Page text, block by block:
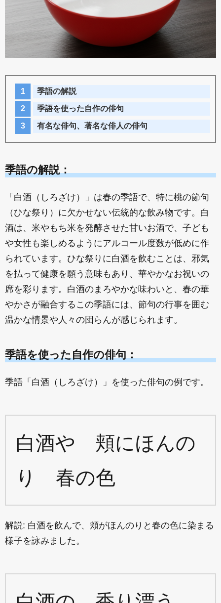
季語の解説
季語を使った自作の俳句
有名な俳句、著名な俳人の俳句
季語の解説：
「白酒（しろざけ）」は春の季語で、特に桃の節句
（ひな祭り）に欠かせない伝統的な飲み物です。白
酒は、米やもち米を発酵させた甘いお酒で、子ども
や女性も楽しめるようにアルコール度数が低めに作
られています。ひな祭りに白酒を飲むことは、邪気
を払って健康を願う意味もあり、華やかなお祝いの
席を彩ります。白酒のまろやかな味わいと、春の華
やかさが融合するこの季語には、節句の行事を囲む
温かな情景や人々の団らんが感じられます。
季語を使った自作の俳句：
季語「白酒（しろざけ）」を使った俳句の例です。
白酒や 頬にほんの
り 春の色
解説: 白酒を飲んで、頬がほんのりと春の色に染まる
様子を詠みました。